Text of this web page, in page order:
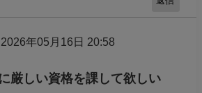
2026年05月16日 20:02
勉強が必要なんだね